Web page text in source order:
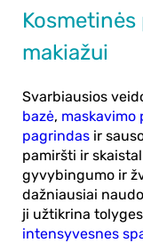
makiažui
Svarbiausios
bazė, maskavimo
pagrindas ir
pamiršti ir
gyvybingumo ir
dažniausiai
ji užtikrina
intensyvesnes